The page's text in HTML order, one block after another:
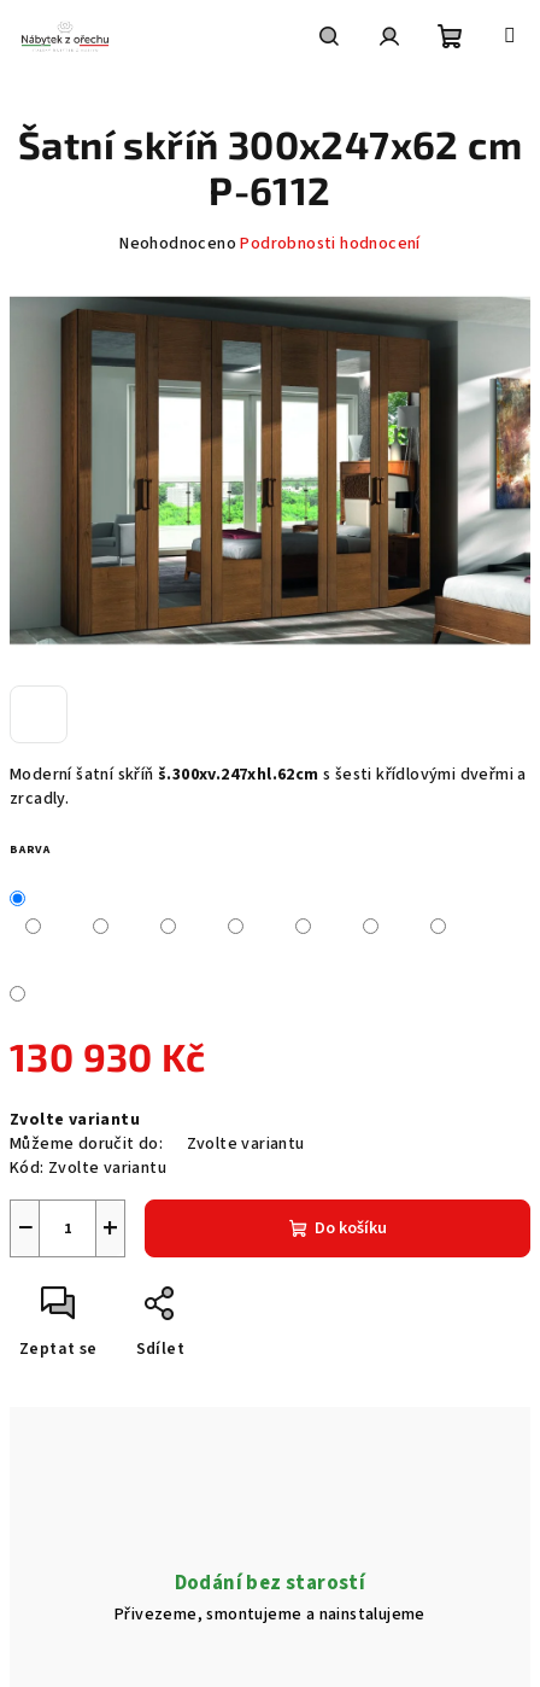
obsah
košík
Moderní šatní skříň š.300xv.247xhl.62cm s šesti křídlovými dveřmi a
zrcadly.
BARVA
130 930 Kč
cena:
Zvolte variantu
Můžeme doručit do:
Zvolte variantu
Kód: Zvolte variantu
+
− Do košíku
Zeptat se Sdílet
Šatní skříň 300x247x62 cm
P-6112
Průměrné
produktu
je
0,0
z
5
Neohodnoceno Podrobnosti hodnocení
Dodání bez starostí
Přivezeme, smontujeme a nainstalujeme